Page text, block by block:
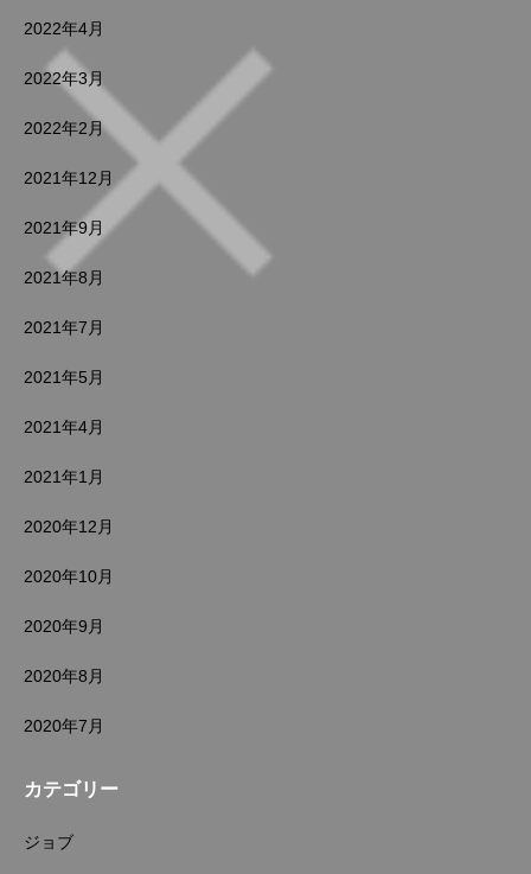
2022年4月
2022年3月
2022年2月
2021年12月
2021年9月
2021年8月
2021年7月
2021年5月
2021年4月
2021年1月
2020年12月
2020年10月
2020年9月
2020年8月
2020年7月
カテゴリー
ジョブ